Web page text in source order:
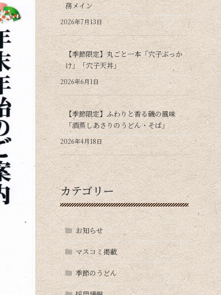
務メイン
2026年7月13日
【季節限定】丸ごと一本「穴子ぶっか
け」「穴子天丼」
2026年6月1日
【季節限定】ふわりと香る磯の風味
「酒蒸しあさりのうどん・そば」
2026年4月18日
カテゴリー
お知らせ
マスコミ掲載
季節のうどん